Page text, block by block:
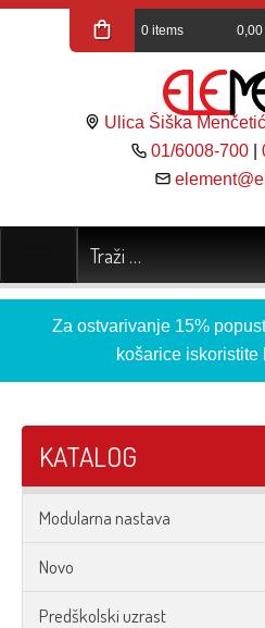
0 items 0,00
Ulica Šiška
01/6008-700 |
Za ostvarivanje 15%
košarice iskoristite
KATALOG
Modularna nastava
Novo
Predškolski uzrast